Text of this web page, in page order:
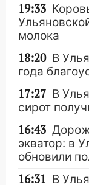
19:33
молока
18:20 В
года
17:27 В
сирот
16:43
экватор: в
обновили
16:31 В